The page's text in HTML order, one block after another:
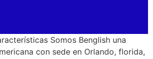
Somos Benglish una
con sede en Orlando, florida,